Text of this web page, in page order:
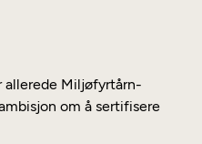
allerede Miljøfyrtårn-
om å sertifisere